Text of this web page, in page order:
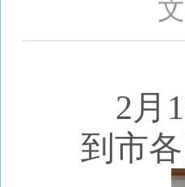
2月1
到市